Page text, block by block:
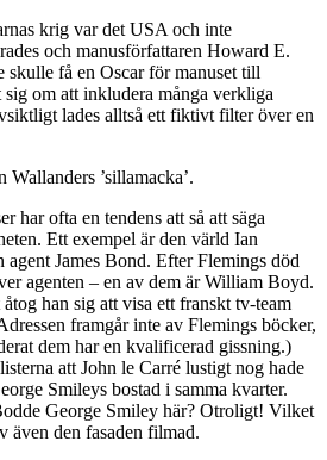
krig var det USA och inte
och manusförfattaren Howard E.
skulle få en Oscar för manuset till
om att inkludera många verkliga
lades alltså ett fiktivt filter över en
Wallanders ’sillamacka’.
har ofta en tendens att så att säga
Ett exempel är den värld Ian
James Bond. Efter Flemings död
agenten – en av dem är William Boyd.
han sig att visa ett franskt tv-team
framgår inte av Flemings böcker,
dem har en kvalificerad gissning.)
att John le Carré lustigt nog hade
Smileys bostad i samma kvarter.
George Smiley här? Otroligt! Vilket
även den fasaden filmad.